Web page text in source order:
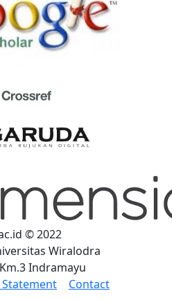
© 2022
Wiralodra
Indramayu
Statement Contact